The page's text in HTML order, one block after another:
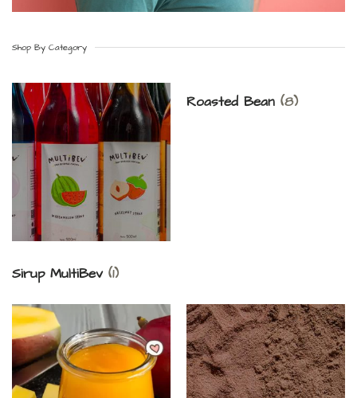
Shop By Category
Sirup MultiBev (1)
Roasted Bean (8)